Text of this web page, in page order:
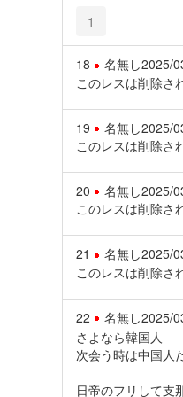
1
18 名無し2025/
このレスは削除さ
19 名無し2025/
このレスは削除さ
20 名無し2025/
このレスは削除さ
21 名無し2025/
このレスは削除さ
22 名無し2025/
さよなら韓国人
次会う時は中国
日帝のフリして支